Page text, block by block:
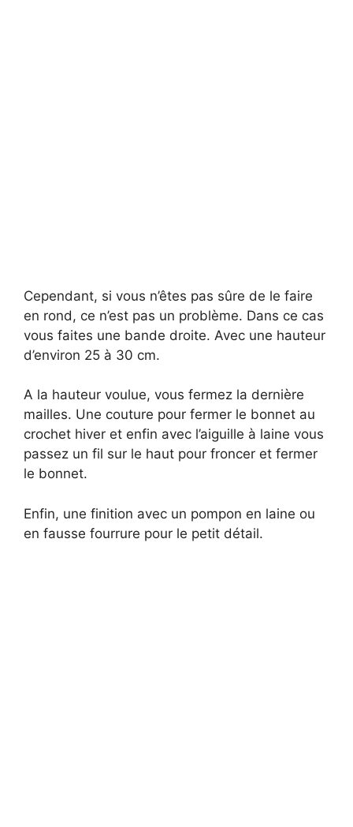
Cependant, si vous n’êtes pas sûre de le faire
en rond, ce n’est pas un problème. Dans ce cas
vous faites une bande droite. Avec une hauteur
d’environ 25 à 30 cm.
A la hauteur voulue, vous fermez la dernière
mailles. Une couture pour fermer le bonnet au
crochet hiver et enfin avec l’aiguille à laine vous
passez un fil sur le haut pour froncer et fermer
le bonnet.
Enfin, une finition avec un pompon en laine ou
en fausse fourrure pour le petit détail.